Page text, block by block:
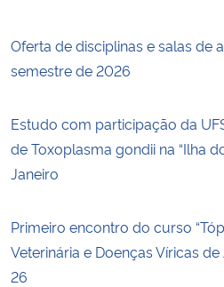
Oferta de disciplinas e salas de
semestre de 2026
Estudo com participação da
de Toxoplasma gondii na “Ilha
Janeiro
Primeiro encontro do curso
Veterinária e Doenças Víricas
26